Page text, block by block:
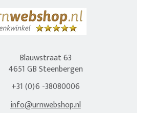
Blauwstraat 63
4651 GB Steenbergen
+31 (0)6 -38080006
info@urnwebshop.nl